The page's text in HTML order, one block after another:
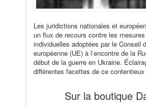
Les juridictions nationales et
un flux de recours contre les
individuelles adoptées par le Conseil
européenne (UE) à l’encontre de la
début de la guerre en Ukraine.
différentes facettes de ce
Sur la boutique